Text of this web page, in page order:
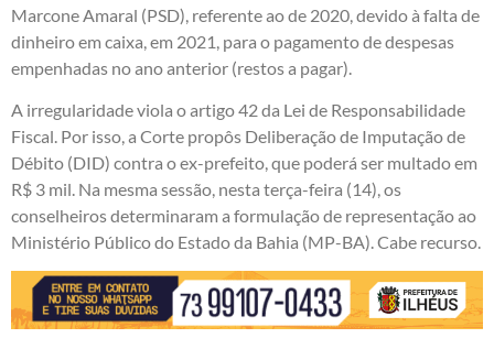
Marcone Amaral (PSD), referente ao de 2020, devido à falta de
dinheiro em caixa, em 2021, para o pagamento de despesas
empenhadas no ano anterior (restos a pagar).
A irregularidade viola o artigo 42 da Lei de Responsabilidade
Fiscal. Por isso, a Corte propôs Deliberação de Imputação de
Débito (DID) contra o ex-prefeito, que poderá ser multado em
R$ 3 mil. Na mesma sessão, nesta terça-feira (14), os
conselheiros determinaram a formulação de representação ao
Ministério Público do Estado da Bahia (MP-BA). Cabe recurso.